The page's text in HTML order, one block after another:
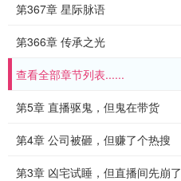
第367章 星际脉语
第366章 传承之光
查看全部章节列表......
第5章 直播驱鬼，但鬼在带货
第4章 公司被砸，但赚了个热搜
第3章 凶宅试睡，但直播间先崩了